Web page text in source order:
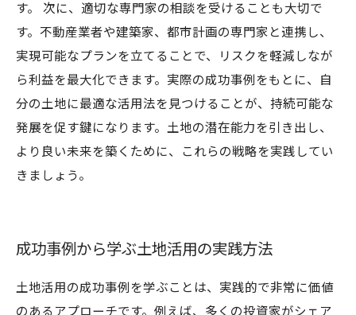
す。 次に、適切な専門家の相談を受けることも大切で
す。不動産業者や建築家、都市計画の専門家と連携し、
実現可能なプランを立てることで、リスクを軽減しなが
ら利益を最大化できます。実際の成功事例をもとに、自
分の土地に最適な活用法を見つけることが、持続可能な
発展を促す鍵になります。土地の潜在能力を引き出し、
より良い未来を築くために、これらの戦略を実践してい
きましょう。
成功事例から学ぶ土地活用の実践方法
土地活用の成功事例を学ぶことは、実践的で非常に価値
のあるアプローチです。例えば、多くの投資家がシェア